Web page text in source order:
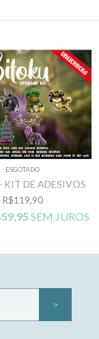
ESGOTADO
KIT DE ADESIVOS
R$119,90
SEM JUROS